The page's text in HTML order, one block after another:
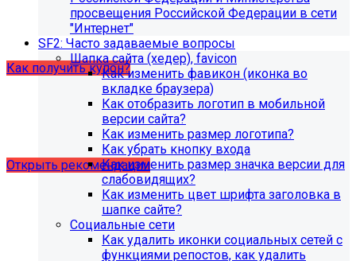
образовательной организации (simai.sveden). Для
корректной работы модуля необходимо активировать
купон на него.
Как получить купон?
Что делать, если на хостинге не
хватает места?
Открыть рекомендации
просвещения Российской Федерации в сети
"Интернет"
SF2: Часто задаваемые вопросы
Шапка сайта (хедер), favicon
Как изменить фавикон (иконка во
вкладке браузера)
Как отобразить логотип в мобильной
версии сайта?
Как изменить размер логотипа?
Как убрать кнопку входа
Как изменить размер значка версии для
слабовидящих?
Как изменить цвет шрифта заголовка в
шапке сайте?
Социальные сети
Как удалить иконки социальных сетей с
функциями репостов, как удалить